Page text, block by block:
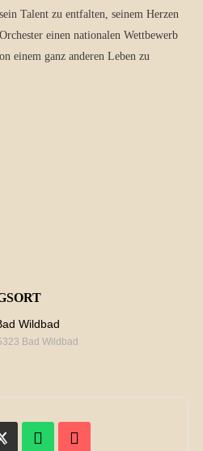
Talent zu entfalten, seinem Herzen
einen nationalen Wettbewerb
einem ganz anderen Leben zu
Wildbad
Bad Wildbad